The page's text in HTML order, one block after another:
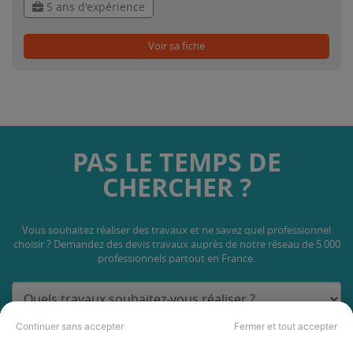
Continuer sans accepter Fermer et tout accepter
5 ans d'expérience
Voir sa fiche
PAS LE TEMPS DE
CHERCHER ?
Vous souhaitez réaliser des travaux et ne savez quel professionnel
choisir ? Demandez des devis travaux auprès de notre réseau de 5 000
professionnels partout en France.